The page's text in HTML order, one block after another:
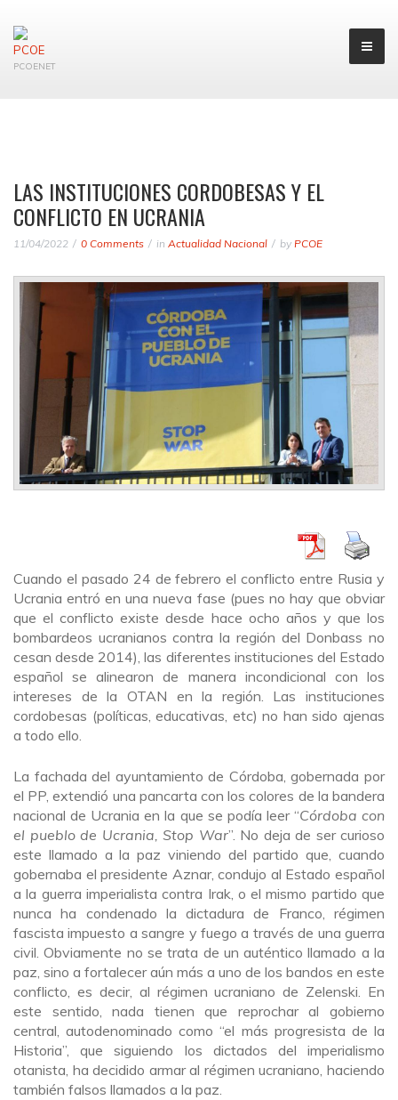
PCOENET
LAS INSTITUCIONES CORDOBESAS Y EL
CONFLICTO EN UCRANIA
11/04/2022 0 Comments in Actualidad Nacional by PCOE
Cuando el pasado 24 de febrero el conflicto entre Rusia y
Ucrania entró en una nueva fase (pues no hay que obviar
que el conflicto existe desde hace ocho años y que los
bombardeos ucranianos contra la región del Donbass no
cesan desde 2014), las diferentes instituciones del Estado
español se alinearon de manera incondicional con los
intereses de la OTAN en la región. Las instituciones
cordobesas (políticas, educativas, etc) no han sido ajenas
a todo ello.
La fachada del ayuntamiento de Córdoba, gobernada por
el PP, extendió una pancarta con los colores de la bandera
nacional de Ucrania en la que se podía leer “Córdoba con
el pueblo de Ucrania, Stop War”. No deja de ser curioso
este llamado a la paz viniendo del partido que, cuando
gobernaba el presidente Aznar, condujo al Estado español
a la guerra imperialista contra Irak, o el mismo partido que
nunca ha condenado la dictadura de Franco, régimen
fascista impuesto a sangre y fuego a través de una guerra
civil. Obviamente no se trata de un auténtico llamado a la
paz, sino a fortalecer aún más a uno de los bandos en este
conflicto, es decir, al régimen ucraniano de Zelenski. En
este sentido, nada tienen que reprochar al gobierno
central, autodenominado como “el más progresista de la
Historia”, que siguiendo los dictados del imperialismo
otanista, ha decidido armar al régimen ucraniano, haciendo
también falsos llamados a la paz.